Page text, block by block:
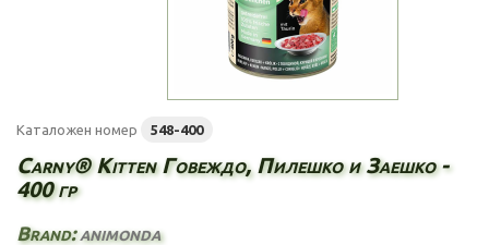
Каталожен номер 548-400
Carny® Kitten Говеждо, Пилешко и Заешко -
400 гр
Brand:animonda